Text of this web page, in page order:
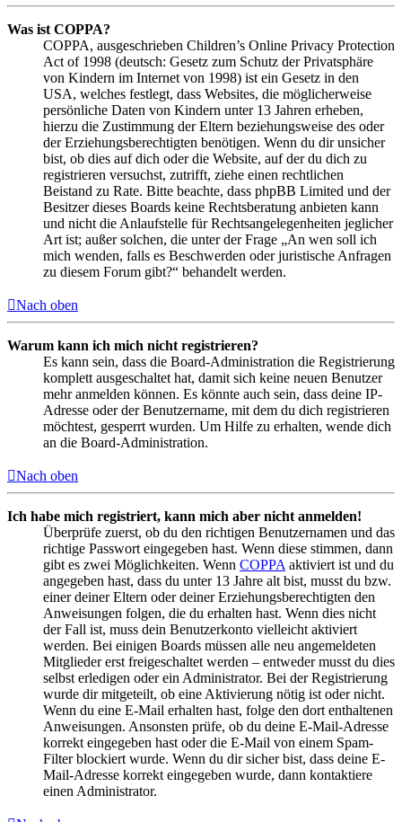
Was ist COPPA?
COPPA, ausgeschrieben Children’s Online Privacy Protection
Act of 1998 (deutsch: Gesetz zum Schutz der Privatsphäre
von Kindern im Internet von 1998) ist ein Gesetz in den
USA, welches festlegt, dass Websites, die möglicherweise
persönliche Daten von Kindern unter 13 Jahren erheben,
hierzu die Zustimmung der Eltern beziehungsweise des oder
der Erziehungsberechtigten benötigen. Wenn du dir unsicher
bist, ob dies auf dich oder die Website, auf der du dich zu
registrieren versuchst, zutrifft, ziehe einen rechtlichen
Beistand zu Rate. Bitte beachte, dass phpBB Limited und der
Besitzer dieses Boards keine Rechtsberatung anbieten kann
und nicht die Anlaufstelle für Rechtsangelegenheiten jeglicher
Art ist; außer solchen, die unter der Frage „An wen soll ich
mich wenden, falls es Beschwerden oder juristische Anfragen
zu diesem Forum gibt?“ behandelt werden.
Nach oben
Warum kann ich mich nicht registrieren?
Es kann sein, dass die Board-Administration die Registrierung
komplett ausgeschaltet hat, damit sich keine neuen Benutzer
mehr anmelden können. Es könnte auch sein, dass deine IP-
Adresse oder der Benutzername, mit dem du dich registrieren
möchtest, gesperrt wurden. Um Hilfe zu erhalten, wende dich
an die Board-Administration.
Nach oben
Ich habe mich registriert, kann mich aber nicht anmelden!
Überprüfe zuerst, ob du den richtigen Benutzernamen und das
richtige Passwort eingegeben hast. Wenn diese stimmen, dann
gibt es zwei Möglichkeiten. Wenn COPPA aktiviert ist und du
angegeben hast, dass du unter 13 Jahre alt bist, musst du bzw.
einer deiner Eltern oder deiner Erziehungsberechtigten den
Anweisungen folgen, die du erhalten hast. Wenn dies nicht
der Fall ist, muss dein Benutzerkonto vielleicht aktiviert
werden. Bei einigen Boards müssen alle neu angemeldeten
Mitglieder erst freigeschaltet werden – entweder musst du dies
selbst erledigen oder ein Administrator. Bei der Registrierung
wurde dir mitgeteilt, ob eine Aktivierung nötig ist oder nicht.
Wenn du eine E-Mail erhalten hast, folge den dort enthaltenen
Anweisungen. Ansonsten prüfe, ob du deine E-Mail-Adresse
korrekt eingegeben hast oder die E-Mail von einem Spam-
Filter blockiert wurde. Wenn du dir sicher bist, dass deine E-
Mail-Adresse korrekt eingegeben wurde, dann kontaktiere
einen Administrator.